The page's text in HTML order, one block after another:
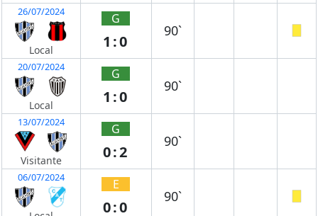
26/07/2024
Local
G
1:0
90`
20/07/2024
Local
G
1:0
90`
13/07/2024
Visitante
G
0:2
90`
06/07/2024 E
0:0
90`